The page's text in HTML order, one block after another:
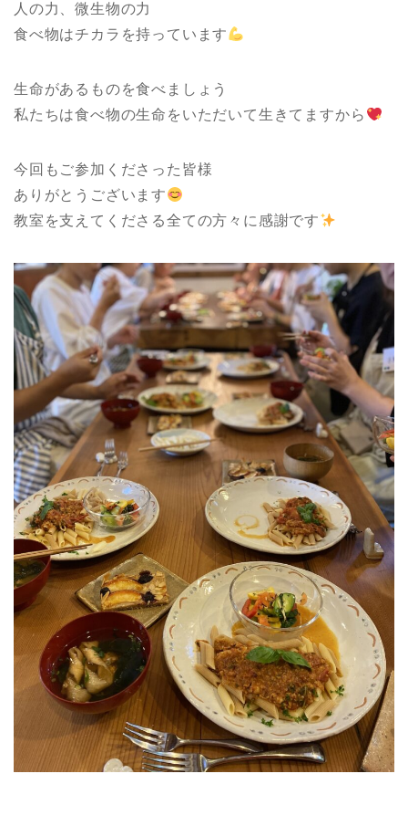
人の力、微生物の力
食べ物はチカラを持っています
生命があるものを食べましょう
私たちは食べ物の生命をいただいて生きてますから
今回もご参加くださった皆様
ありがとうございます
教室を支えてくださる全ての方々に感謝です